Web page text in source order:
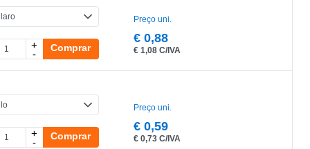
Preço uni.
€ 0,88
€ 1,08 C/IVA
+
-
Comprar
Preço uni.
€ 0,59
€ 0,73 C/IVA
+
-
Comprar